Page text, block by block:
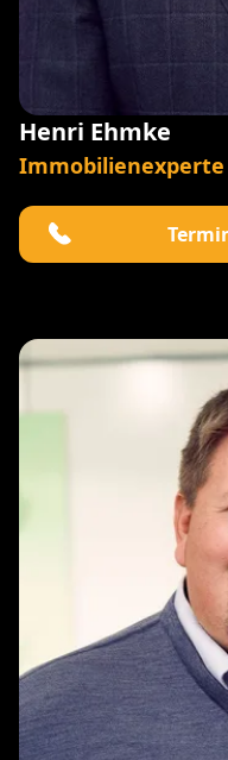
Henri Ehmke